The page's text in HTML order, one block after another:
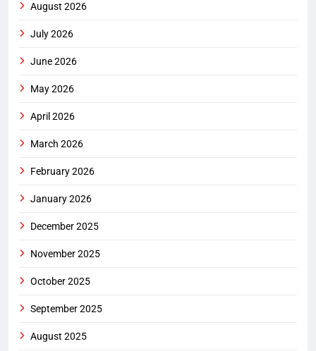
August 2026
July 2026
June 2026
May 2026
April 2026
March 2026
February 2026
January 2026
December 2025
November 2025
October 2025
September 2025
August 2025